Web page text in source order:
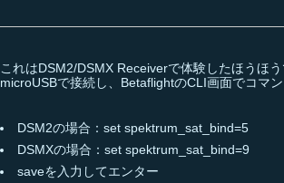
これはDSM2/DSMX Receiverで体験したほうほ
microUSBで接続し、BetaflightのCLI画面でコマ
DSM2の場合：set spektrum_sat_bind=5
DSMXの場合：set spektrum_sat_bind=9
saveを入力してエンター